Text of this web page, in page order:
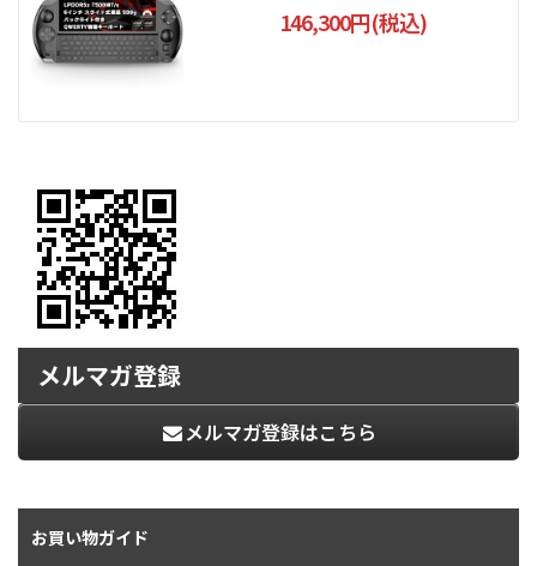
146,300円(税込)
メルマガ登録
メルマガ登録はこちら
お買い物ガイド